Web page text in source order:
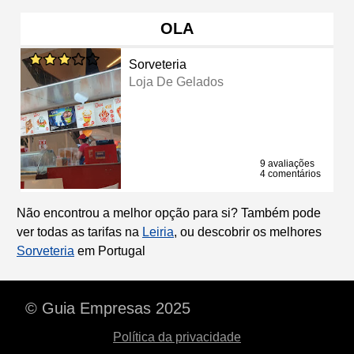
OLA
Sorveteria
Loja De Gelados
9 avaliações
4 comentários
Não encontrou a melhor opção para si? Também pode
ver todas as tarifas na Leiria, ou descobrir os melhores
Sorveteria em Portugal
© Guia Empresas 2025
Política da privacidade